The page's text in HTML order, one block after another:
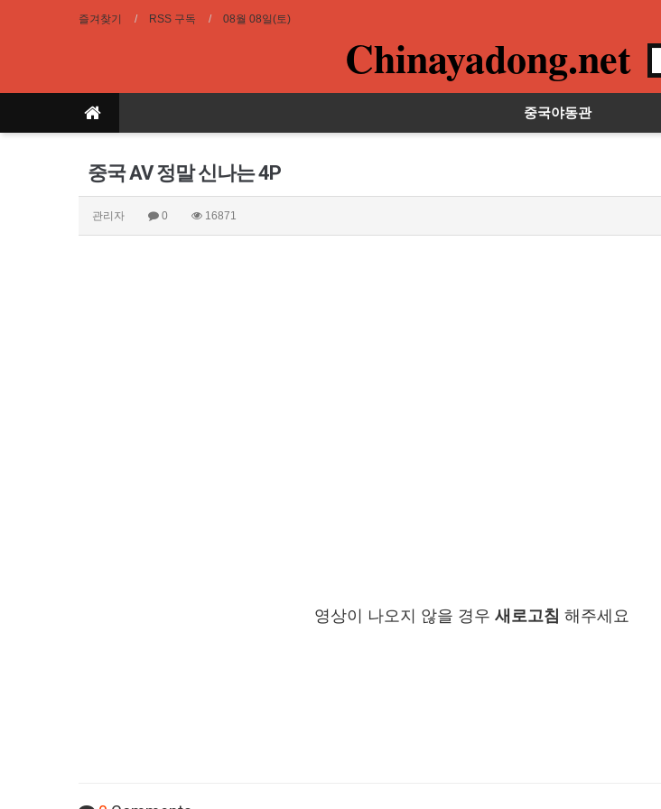
즐겨찾기 RSS 구독 08월 08일(토)
Chinayadong.net
중국야동관
중국 AV 정말 신나는 4P
관리자 0 16871
영상이 나오지 않을 경우 새로고침 해주세요